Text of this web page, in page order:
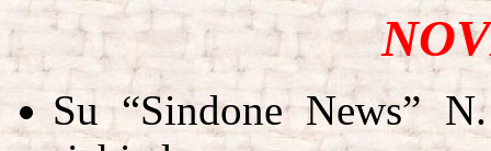
Su “Sindone News”